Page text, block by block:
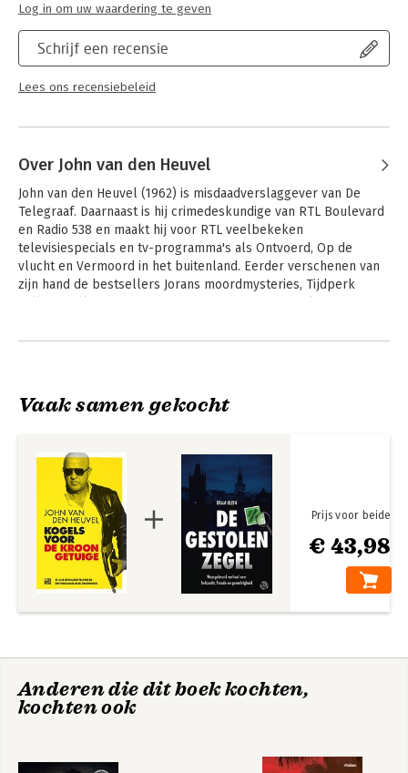
Schrijf een recensie
Lees ons recensiebeleid
Log in om uw waardering te geven
Over John van den Heuvel
John van den Heuvel (1962) is misdaadverslaggever van De
Telegraaf. Daarnaast is hij crimedeskundige van RTL Boulevard
en Radio 538 en maakt hij voor RTL veelbekeken
televisiespecials en tv-programma's als Ontvoerd, Op de
vlucht en Vermoord in het buitenland. Eerder verschenen van
zijn hand de bestsellers Jorans moordmysteries, Tijdperk
Andere boeken door John van den
Moord,
Tijdperk Willem
Vaak samen gekocht
€ 43,98
Prijs voor beide
Anderen die dit boek kochten,
kochten ook